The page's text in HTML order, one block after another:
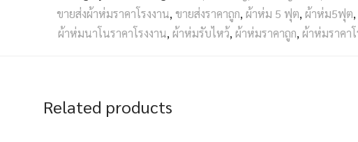
ขายส่งผ้าห่มราคาโรงงาน, ขายส่งราคาถูก, ผ้าห่ม 5 ฟุต, ผ้าห่ม5ฟุต,
ผ้าห่มนาโนราคาโรงงาน, ผ้าห่มรับไหว้, ผ้าห่มราคาถูก, ผ้าห่มราคา
Related products